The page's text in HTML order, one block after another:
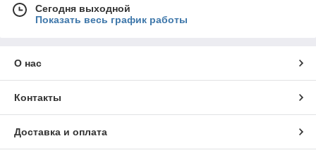
Сегодня выходной
Показать весь график работы
О нас
Контакты
Доставка и оплата